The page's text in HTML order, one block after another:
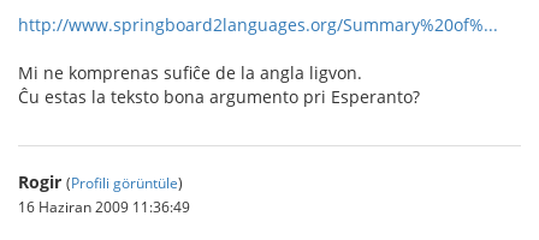
http://www.springboard2languages.org/Summary%20of%...
Mi ne komprenas sufiĉe de la angla ligvon.
Ĉu estas la teksto bona argumento pri Esperanto?
Rogir (Profili görüntüle)
16 Haziran 2009 11:36:49